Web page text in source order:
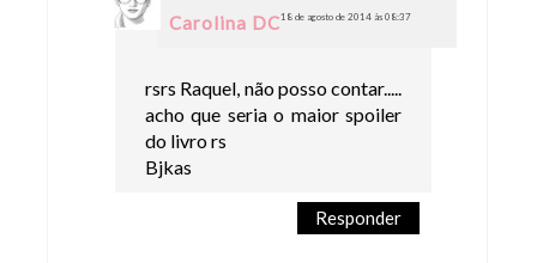
Carolina DC18 de agosto de 2014 às 08:37
rsrs Raquel, não posso contar.....
acho que seria o maior spoiler
do livro rs
Bjkas
Responder